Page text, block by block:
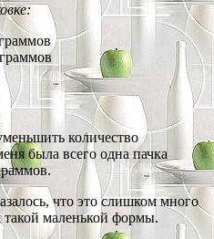
количество
была всего одна пачка
что это слишком много
такой маленькой формы.